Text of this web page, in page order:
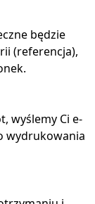
będzie
(referencja),
wyślemy Ci e-
wydrukowania